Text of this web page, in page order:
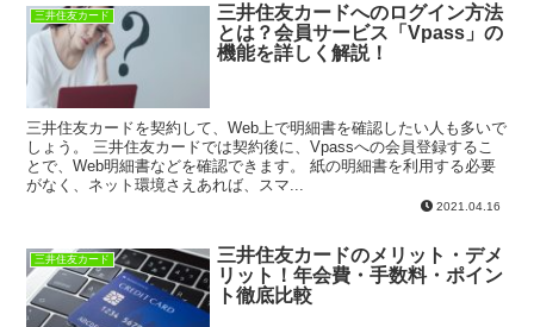
三井住友カード
三井住友カードへのログイン方法
とは？会員サービス「Vpass」の
機能を詳しく解説！
三井住友カードを契約して、Web上で明細書を確認したい人も多いで
しょう。 三井住友カードでは契約後に、Vpassへの会員登録するこ
とで、Web明細書などを確認できます。 紙の明細書を利用する必要
がなく、ネット環境さえあれば、スマ...
2021.04.16
三井住友カード
三井住友カードのメリット・デメ
リット！年会費・手数料・ポイン
ト徹底比較